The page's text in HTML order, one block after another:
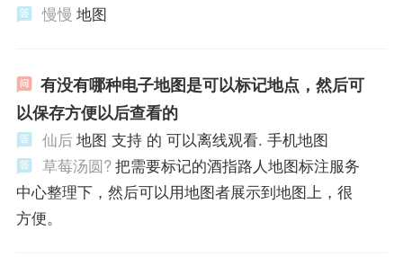
慢慢 地图
有没有哪种电子地图是可以标记地点，然后可
以保存方便以后查看的
仙后地图 支持 的 可以离线观看. 手机地图
草莓汤圆?把需要标记的酒指路人地图标注服务
中心整理下，然后可以用地图者展示到地图上，很
方便。